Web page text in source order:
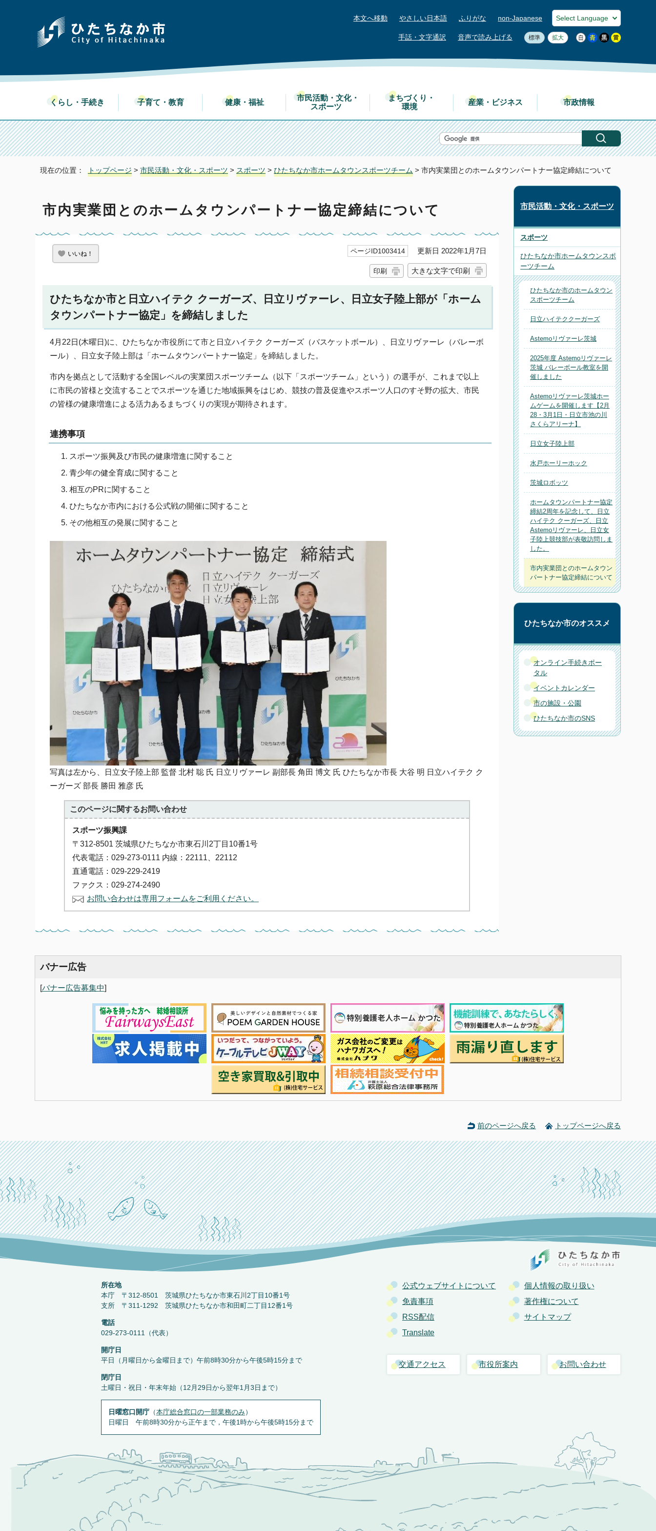
本文へ移動 やさしい日本語 ふりがな non-Japanese
手話・文字通訳 音声で読み上げる 標準 拡大
くらし・手続き 子育て・教育 健康・福祉
市民活動・文化・
スポーツ
まちづくり・
環境
産業・ビジネス 市政情報
現在の位置： トップページ > 市民活動・文化・スポーツ > スポーツ > ひたちなか市ホームタウンスポーツチーム > 市内実業団とのホームタウンパートナー協定締結について
市内実業団とのホームタウンパートナー協定締結について
いいね！ ページID1003414 更新日 2022年1月7日
印刷 大きな文字で印刷
ひたちなか市と日立ハイテク クーガーズ、日立リヴァーレ、日立女子陸上部が「ホーム
タウンパートナー協定」を締結しました
4月22日(木曜日)に、ひたちなか市役所にて市と日立ハイテク クーガーズ（バスケットボール）、日立リヴァーレ（バレーボ
ール）、日立女子陸上部は「ホームタウンパートナー協定」を締結しました。
市内を拠点として活動する全国レベルの実業団スポーツチーム（以下「スポーツチーム」という）の選手が、これまで以上
に市民の皆様と交流することでスポーツを通じた地域振興をはじめ、競技の普及促進やスポーツ人口のすそ野の拡大、市民
の皆様の健康増進による活力あるまちづくりの実現が期待されます。
連携事項
スポーツ振興及び市民の健康増進に関すること
青少年の健全育成に関すること
相互のPRに関すること
ひたちなか市内における公式戦の開催に関すること
その他相互の発展に関すること
写真は左から、日立女子陸上部 監督 北村 聡 氏 日立リヴァーレ 副部長 角田 博文 氏 ひたちなか市長 大谷 明 日立ハイテク ク
ーガーズ 部長 勝田 雅彦 氏
このページに関するお問い合わせ
スポーツ振興課
〒312-8501 茨城県ひたちなか市東石川2丁目10番1号
代表電話：029-273-0111 内線：22111、22112
直通電話：029-229-2419
ファクス：029-274-2490
お問い合わせは専用フォームをご利用ください。
市民活動・文化・スポーツ
スポーツ
ひたちなか市ホームタウンスポ
ーツチーム
ひたちなか市のホームタウン
スポーツチーム
日立ハイテククーガーズ
Astemoリヴァーレ茨城
2025年度 Astemoリヴァーレ
茨城 バレーボール教室を開
催しました
Astemoリヴァーレ茨城ホー
ムゲームを開催します【2月
28・3月1日・日立市池の川
さくらアリーナ】
日立女子陸上部
水戸ホーリーホック
茨城ロボッツ
ホームタウンパートナー協定
締結2周年を記念して、日立
ハイテク クーガーズ、日立
Astemoリヴァーレ、日立女
子陸上競技部が表敬訪問しま
した。
市内実業団とのホームタウン
パートナー協定締結について
ひたちなか市のオススメ
オンライン手続きポー
タル
イベントカレンダー
市の施設・公園
ひたちなか市のSNS
バナー広告
[バナー広告募集中]
前のページへ戻る トップページへ戻る
公式ウェブサイトについて
個人情報の取り扱い
免責事項
著作権について
RSS配信
サイトマップ
Translate
交通アクセス 市役所案内 お問い合わせ
所在地
本庁 〒312-8501 茨城県ひたちなか市東石川2丁目10番1号
支所 〒311-1292 茨城県ひたちなか市和田町二丁目12番1号
電話
029-273-0111（代表）
開庁日
平日（月曜日から金曜日まで）午前8時30分から午後5時15分まで
閉庁日
土曜日・祝日・年末年始（12月29日から翌年1月3日まで）
日曜窓口開庁 （本庁総合窓口の一部業務のみ）
日曜日 午前8時30分から正午まで，午後1時から午後5時15分まで